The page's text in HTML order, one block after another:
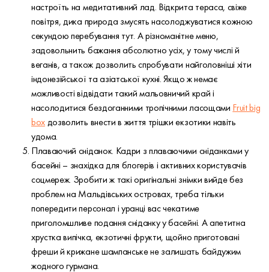
настроїть на медитативний лад. Відкрита тераса, свіже
повітря, дика природа змусять насолоджуватися кожною
секундою перебування тут. А різноманітне меню,
задовольнить бажання абсолютно усіх, у тому числі й
веганів, а також дозволить спробувати найголовніші хіти
індонезійської та азіатської кухні. Якщо ж немає
можливості відвідати такий мальовничий край і
насолодитися бездоганними тропічними ласощами Fruit big
box дозволить внести в життя трішки екзотики навіть
удома.
Плаваючий сніданок. Кадри з плаваючими сніданками у
басейні – знахідка для блогерів і активних користувачів
соцмереж. Зробити ж такі оригінальні знімки вийде без
проблем на Мальдівських островах, треба тільки
попередити персонал і уранці вас чекатиме
приголомшливе подання сніданку у басейні. А апетитна
хрустка випічка, екзотичні фрукти, щойно приготовані
фреши й крижане шампанське не залишать байдужим
жодного гурмана.